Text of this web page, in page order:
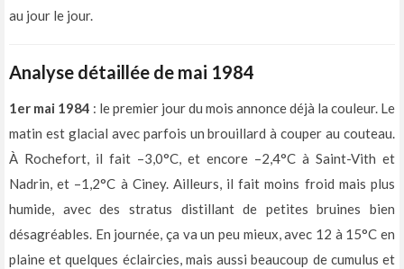
au jour le jour.
Analyse détaillée de mai 1984
1er mai 1984 : le premier jour du mois annonce déjà la couleur. Le
matin est glacial avec parfois un brouillard à couper au couteau.
À Rochefort, il fait –3,0°C, et encore –2,4°C à Saint-Vith et
Nadrin, et –1,2°C à Ciney. Ailleurs, il fait moins froid mais plus
humide, avec des stratus distillant de petites bruines bien
désagréables. En journée, ça va un peu mieux, avec 12 à 15°C en
plaine et quelques éclaircies, mais aussi beaucoup de cumulus et